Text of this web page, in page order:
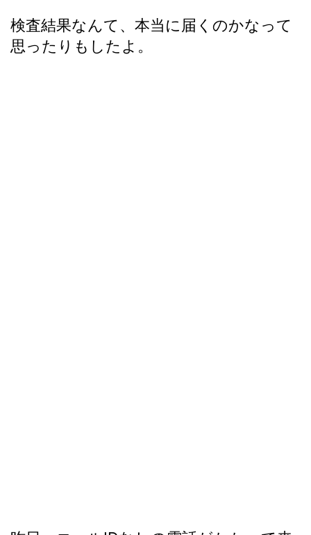
検査結果なんて、本当に届くのかなって
思ったりもしたよ。